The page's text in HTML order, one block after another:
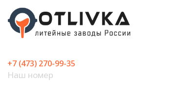
Перейти
содержимому
+7 (473) 270-99-35
Наш номер